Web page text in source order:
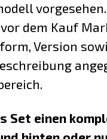
dem Kauf
Version
Set einen